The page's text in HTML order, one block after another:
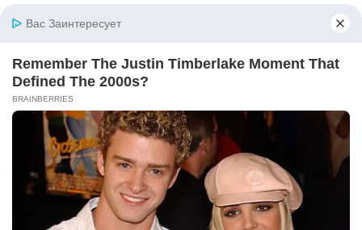
_7
— А это радостная новость, которую я хотел
рассказать вчера, но не стал этого делать,
потому что она не воспринялась бы так
радостно. В общем, я же тебе говорил, что
хочу своё дело открыть? У меня всё
получилось, Надя! Разрешение выдали
быстро через знакомого. Я боялся, что что-
то пойдёт не так, поэтому сразу не говорил,